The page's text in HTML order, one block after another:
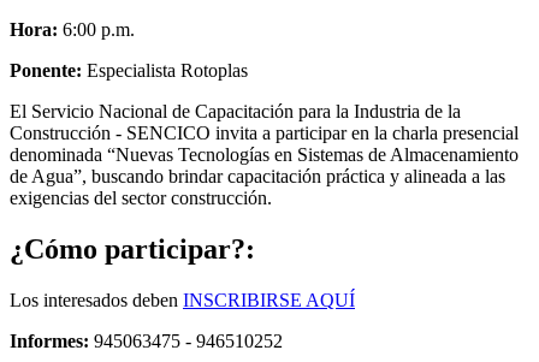
Hora: 6:00 p.m.
Ponente: Especialista Rotoplas
El Servicio Nacional de Capacitación para la Industria de la
Construcción - SENCICO invita a participar en la charla presencial
denominada “Nuevas Tecnologías en Sistemas de Almacenamiento
de Agua”, buscando brindar capacitación práctica y alineada a las
exigencias del sector construcción.
¿Cómo participar?:
Los interesados deben INSCRIBIRSE AQUÍ
Informes: 945063475 - 946510252